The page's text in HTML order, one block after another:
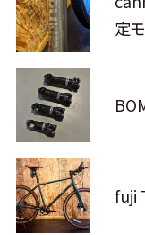
定
fuji